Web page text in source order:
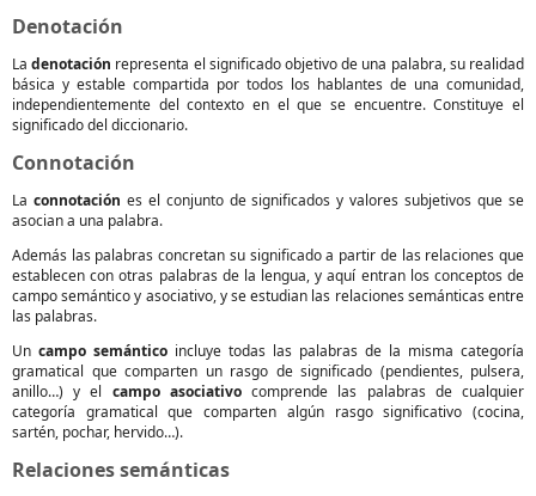
Denotación
Ladenotación representa el significado objetivo de una palabra, su realidad
básica y estable compartida por todos los hablantes de una comunidad,
independientemente del contexto en el que se encuentre. Constituye el
significado del diccionario.
Connotación
La connotación es el conjunto de significados y valores subjetivos que se
asocian a una palabra.
Además las palabras concretan su significado a partir de las relaciones que
establecen con otras palabras de la lengua, y aquí entran los conceptos de
campo semántico y asociativo, y se estudian las relaciones semánticas entre
las palabras.
Un campo semántico incluye todas las palabras de la misma categoría
gramatical que comparten un rasgo de significado (pendientes, pulsera,
anillo…) y el campo asociativocomprende las palabras de cualquier
categoría gramatical que comparten algún rasgo significativo (cocina,
sartén, pochar, hervido…).
Relaciones semánticas